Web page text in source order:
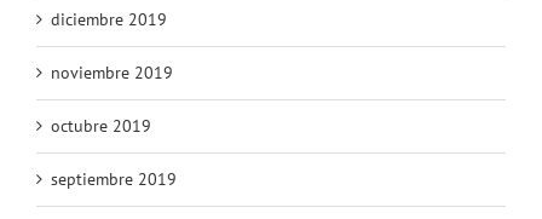
diciembre 2019
noviembre 2019
octubre 2019
septiembre 2019